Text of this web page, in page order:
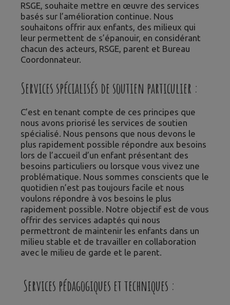
RSGE, souhaite mettre en œuvre des services
basés sur l’amélioration continue. Nous
souhaitons offrir aux enfants, des milieux qui
leur permettent de s’épanouir, en considérant
chacun des acteurs, RSGE, parent et Bureau
Coordonnateur.
Services spécialisés de soutien particulier :
C’est en tenant compte de ces principes que
nous avons priorisé les services de soutien
spécialisé. Nous pensons que nous devons le
plus rapidement possible répondre aux besoins
lors de l’accueil d’un enfant présentant des
besoins particuliers ou lorsque vous vivez une
problématique. Nous sommes conscients que le
quotidien n’est pas toujours facile et nous
voulons répondre à vos besoins le plus
rapidement possible. Notre objectif est de vous
offrir des services adaptés qui nous
permettront de maintenir les enfants dans un
milieu stable et de travailler en collaboration
avec le milieu de garde et le parent.
Services pédagogiques et techniques :